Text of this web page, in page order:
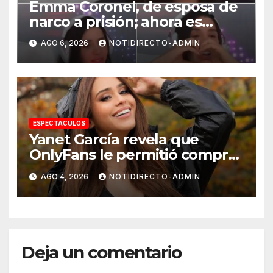
Emma Coronel, de esposa de
narco a prisión; ahora es
tiktoker
AGO 6, 2026 NOTIDIRECTO-ADMIN
ESPECTACULOS
Yanet García revela que
OnlyFans le permitió comprar
un departamento en
Manhattan
AGO 4, 2026 NOTIDIRECTO-ADMIN
Deja un comentario